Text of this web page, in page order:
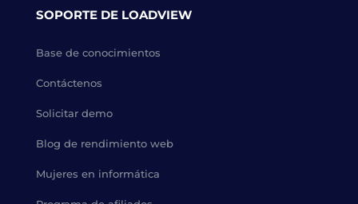
SOPORTE DE LOADVIEW
Base de conocimientos
Contáctenos
Solicitar demo
Blog de rendimiento web
Mujeres en informática